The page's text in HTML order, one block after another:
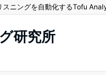
ニングを自動化するTofu
研究所